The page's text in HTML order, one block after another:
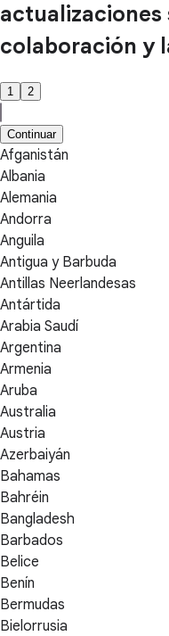
colaboración y
1 2
Continuar
Afganistán
Albania
Alemania
Andorra
Anguila
Antigua y Barbuda
Antillas Neerlandesas
Antártida
Arabia Saudí
Argentina
Armenia
Aruba
Australia
Austria
Azerbaiyán
Bahamas
Bahréin
Bangladesh
Barbados
Belice
Benín
Bermudas
Bielorrusia